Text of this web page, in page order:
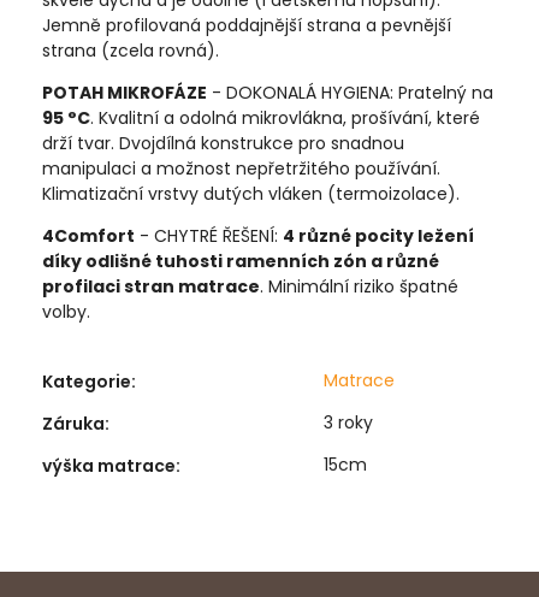
Jemně profilovaná poddajnější strana a pevnější
strana (zcela rovná).
POTAH MIKROFÁZE - DOKONALÁ HYGIENA: Pratelný na
95 °C. Kvalitní a odolná mikrovlákna, prošívání, které
drží tvar. Dvojdílná konstrukce pro snadnou
manipulaci a možnost nepřetržitého používání.
Klimatizační vrstvy dutých vláken (termoizolace).
4Comfort - CHYTRÉ ŘEŠENÍ: 4 různé pocity ležení
díky odlišné tuhosti ramenních zón a různé
profilaci stran matrace. Minimální riziko špatné
volby.
Kategorie:
Matrace
Záruka:
3 roky
výška matrace: 15cm